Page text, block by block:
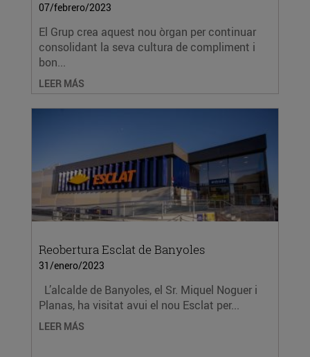
07/febrero/2023
El Grup crea aquest nou òrgan per continuar
consolidant la seva cultura de compliment i
bon...
LEER MÁS
Reobertura Esclat de Banyoles
31/enero/2023
L’alcalde de Banyoles, el Sr. Miquel Noguer i
Planas, ha visitat avui el nou Esclat per...
LEER MÁS